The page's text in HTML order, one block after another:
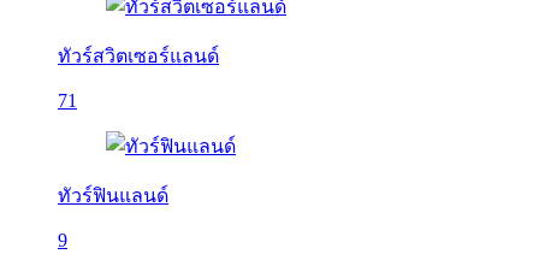
ทัวร์สวิตเซอร์แลนด์
71
ทัวร์ฟินแลนด์
9